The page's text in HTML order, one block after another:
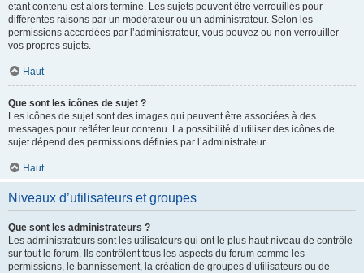
étant contenu est alors terminé. Les sujets peuvent être verrouillés pour
différentes raisons par un modérateur ou un administrateur. Selon les
permissions accordées par l’administrateur, vous pouvez ou non verrouiller
vos propres sujets.
Haut
Que sont les icônes de sujet ?
Les icônes de sujet sont des images qui peuvent être associées à des
messages pour refléter leur contenu. La possibilité d’utiliser des icônes de
sujet dépend des permissions définies par l’administrateur.
Haut
Niveaux d’utilisateurs et groupes
Que sont les administrateurs ?
Les administrateurs sont les utilisateurs qui ont le plus haut niveau de contrôle
sur tout le forum. Ils contrôlent tous les aspects du forum comme les
permissions, le bannissement, la création de groupes d’utilisateurs ou de